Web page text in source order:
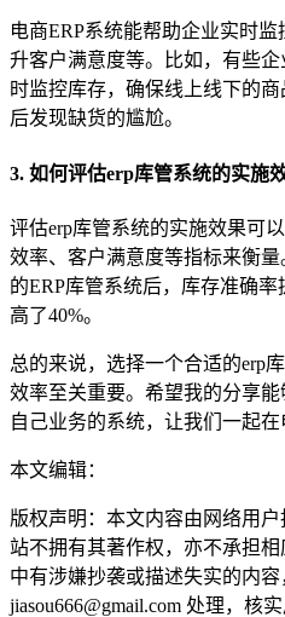
电商ERP系统能帮助企业实时
升客户满意度等。比如，有些企
时监控库存，确保线上线下的
后发现缺货的尴尬。
3. 如何评估erp库管系统的实施效
评估erp库管系统的实施效果可
效率、客户满意度等指标来衡
的ERP库管系统后，库存准确
高了40%。
总的来说，选择一个合适的erp
效率至关重要。希望我的分享
自己业务的系统，让我们一起在
本文编辑：
版权声明：本文内容由网络用
站不拥有其著作权，亦不承担
中有涉嫌抄袭或描述失实的内容
jiasou666@gmail.com 处理，核